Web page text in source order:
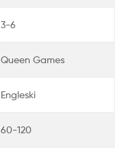
3-6
Queen Games
Engleski
60-120